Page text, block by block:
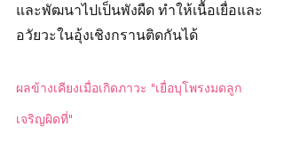
และพัฒนาไปเป็นพังผืด ทำให้เนื้อเยื่อและ
อวัยวะในอุ้งเชิงกรานติดกันได้
ผลข้างเคียงเมื่อเกิดภาวะ "เยื่อบุโพรงมดลูก
เจริญผิดที่"